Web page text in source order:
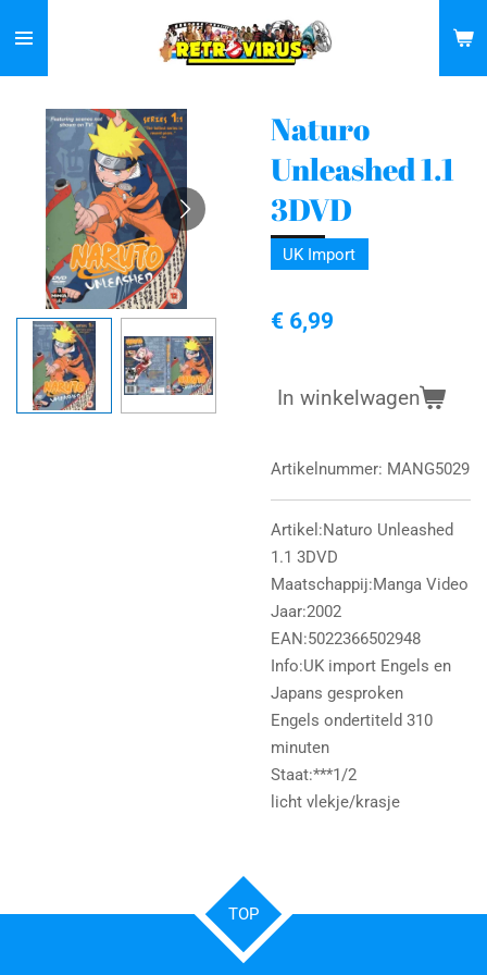
direct
naar
hoofdinhoud
Naturo
Unleashed 1.1
3DVD
UK Import
€ 6,99
In winkelwagen
Artikelnummer: MANG5029
Artikel:Naturo Unleashed
1.1 3DVD
Maatschappij:Manga Video
Jaar:2002
EAN:5022366502948
Info:UK import Engels en
Japans gesproken
Engels ondertiteld 310
minuten
Staat:***1/2
licht vlekje/krasje
TOP